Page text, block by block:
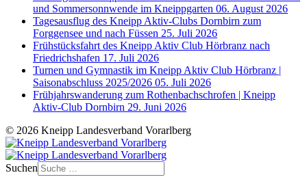
und Sommersonnwende im Kneippgarten 06. August 2026
Tagesausflug des Kneipp Aktiv-Clubs Dornbirn zum
Forggensee und nach Füssen 25. Juli 2026
Frühstücksfahrt des Kneipp Aktiv Club Hörbranz nach
Friedrichshafen 17. Juli 2026
Turnen und Gymnastik im Kneipp Aktiv Club Hörbranz |
Saisonabschluss 2025/2026 05. Juli 2026
Frühjahrswanderung zum Rothenbachschrofen | Kneipp
Aktiv-Club Dornbirn 29. Juni 2026
© 2026 Kneipp Landesverband Vorarlberg
Suchen